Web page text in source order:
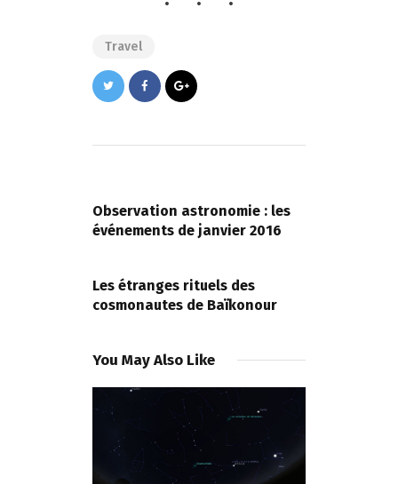
Travel
l’article
Observation astronomie : les
événements de janvier 2016
Les étranges rituels des
cosmonautes de Baïkonour
You May Also Like